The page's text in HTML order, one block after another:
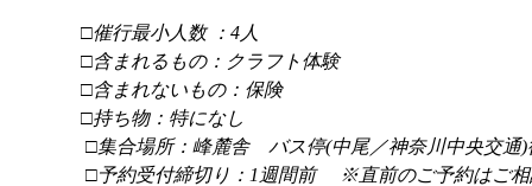
□催行最小人数 ：4人
□含まれるもの：クラフト体験
□含まれないもの：保険
□持ち物：特になし
□集合場所：峰麓舎　バス停(中尾／神奈川中央交通)
□予約受付締切り：1週間前 　※直前のご予約はご